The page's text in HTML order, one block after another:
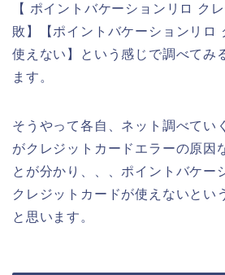
【 ポイントバケーションリロ ク
敗】【ポイントバケーションリ
使えない】という感じで調べてみ
ます。
そうやって各自、ネット調べてい
がクレジットカードエラーの原因
とが分かり、、、ポイントバケー
クレジットカードが使えないとい
と思います。